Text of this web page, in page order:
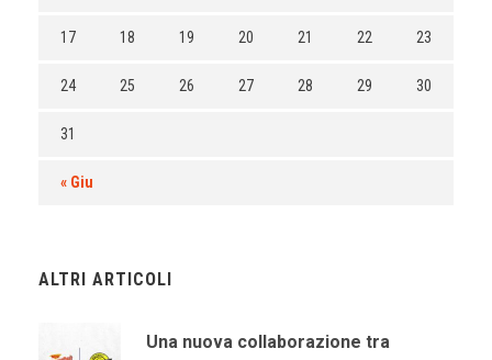
« Giu
17 18 19 20 21 22 23
24 25 26 27 28 29 30
31
ALTRI ARTICOLI
Una nuova collaborazione tra